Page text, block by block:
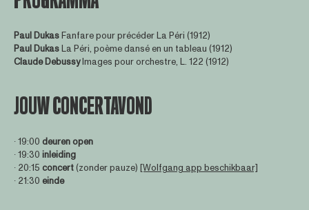
Paul DukasFanfare pour précéder La Péri (1912)
Paul DukasLa Péri, poème dansé en un tableau (1912)
Claude DebussyImages pour orchestre, L. 122 (1912)
JOUW CONCERTAVOND
∙ 19:00 deuren open
∙ 19:30 inleiding
∙ 20:15 concert(zonder pauze) [Wolfgang app beschikbaar]
∙ 21:30 einde